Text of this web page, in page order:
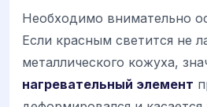
Необходимо внимательно
Если красным светится не
металлического кожуха,
нагревательный элемент